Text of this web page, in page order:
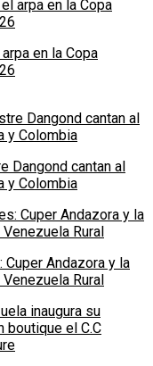
en la Copa
Dangond cantan al
y Colombia
Cuper Andazora y la
Rural